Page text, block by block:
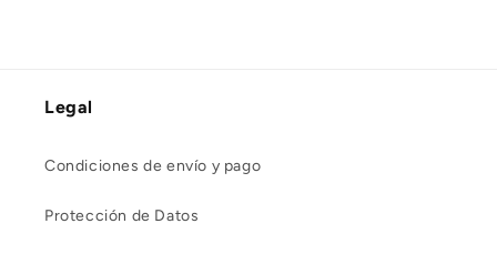
Legal
Condiciones de envío y pago
Protección de Datos